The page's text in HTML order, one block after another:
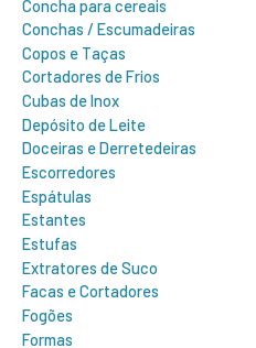
Concha para cereais
Conchas / Escumadeiras
Copos e Taças
Cortadores de Frios
Cubas de Inox
Depósito de Leite
Doceiras e Derretedeiras
Escorredores
Espátulas
Estantes
Estufas
Extratores de Suco
Facas e Cortadores
Fogões
Formas